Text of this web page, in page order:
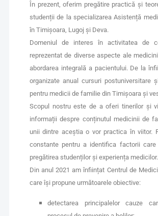
În prezent, oferim pregătire practică și
studenții de la specializarea Asistență
în Timișoara, Lugoj și Deva.
Domeniul de interes în activitatea de
reprezentat de diverse aspecte ale
abordarea integrală a pacientului. De la
organizate anual cursuri postuniversitare
pentru medicii de familie din Timișoara și
Scopul nostru este de a oferi tinerilor și
informații despre conținutul medicinii de
unii dintre aceștia o vor practica în viitor.
constante pentru a identifica factorii care
pregătirea studenților și experiența medicilor.
Din anul 2021 am înființat Centrul de
care își propune următoarele obiective:
detectarea principalelor cauze